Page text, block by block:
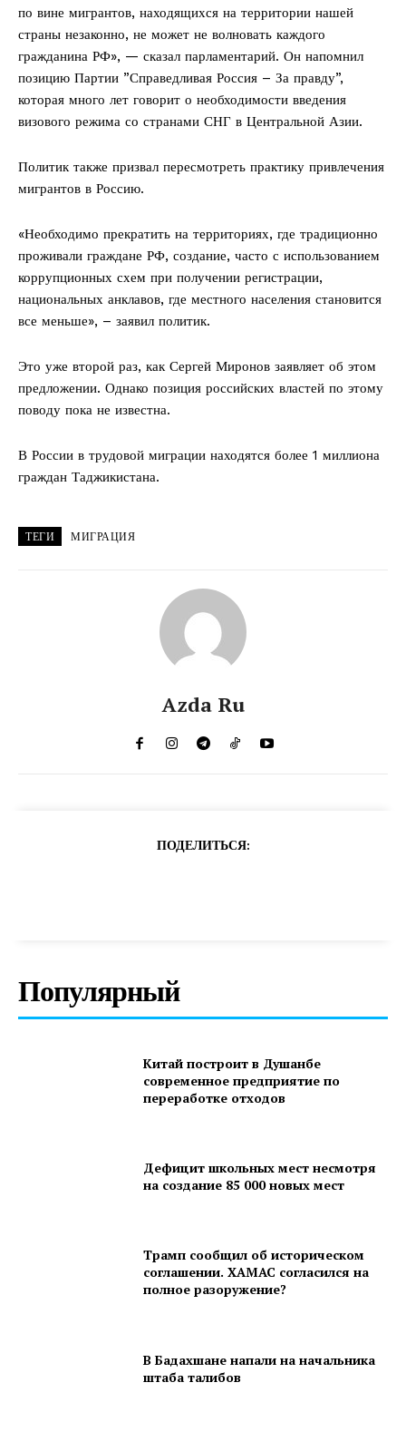
по вине мигрантов, находящихся на территории нашей
страны незаконно, не может не волновать каждого
гражданина РФ», — сказал парламентарий. Он напомнил
позицию Партии ”Справедливая Россия – За правду”,
которая много лет говорит о необходимости введения
визового режима со странами СНГ в Центральной Азии.
Политик также призвал пересмотреть практику привлечения
мигрантов в Россию.
«Необходимо прекратить на территориях, где традиционно
проживали граждане РФ, создание, часто с использованием
коррупционных схем при получении регистрации,
национальных анклавов, где местного населения становится
все меньше», – заявил политик.
Это уже второй раз, как Сергей Миронов заявляет об этом
предложении. Однако позиция российских властей по этому
поводу пока не известна.
В России в трудовой миграции находятся более 1 миллиона
граждан Таджикистана.
ТЕГИ МИГРАЦИЯ
Azda Ru
ПОДЕЛИТЬСЯ:
Популярный
Китай построит в Душанбе
современное предприятие по
переработке отходов
Дефицит школьных мест несмотря
на создание 85 000 новых мест
Трамп сообщил об историческом
соглашении. ХАМАС согласился на
полное разоружение?
В Бадахшане напали на начальника
штаба талибов